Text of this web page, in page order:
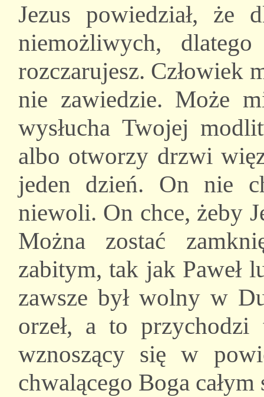
Jezus powiedział, że
niemożliwych,
rozczarujesz. Człowiek
nie zawiedzie. Może
wysłucha Twojej
albo otworzy drzwi
jeden dzień. On nie
niewoli. On chce, żeby
Można zostać
zabitym, tak jak Paweł
zawsze był wolny w
orzeł, a to
wznoszący się w
chwalącego Boga całym